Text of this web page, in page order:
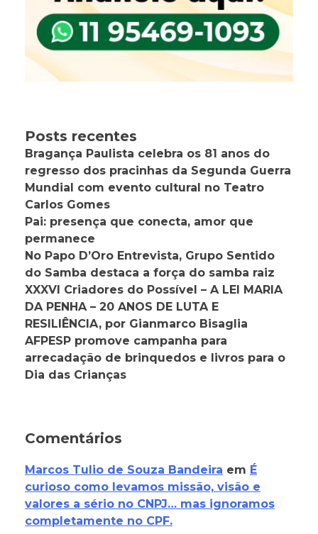
Posts recentes
Bragança Paulista celebra os 81 anos do
regresso dos pracinhas da Segunda Guerra
Mundial com evento cultural no Teatro
Carlos Gomes
Pai: presença que conecta, amor que
permanece
No Papo D’Oro Entrevista, Grupo Sentido
do Samba destaca a força do samba raiz
XXXVI Criadores do Possível – A LEI MARIA
DA PENHA – 20 ANOS DE LUTA E
RESILIÊNCIA, por Gianmarco Bisaglia
AFPESP promove campanha para
arrecadação de brinquedos e livros para o
Dia das Crianças
Comentários
Marcos Tulio de Souza Bandeira em É
curioso como levamos missão, visão e
valores a sério no CNPJ… mas ignoramos
completamente no CPF.